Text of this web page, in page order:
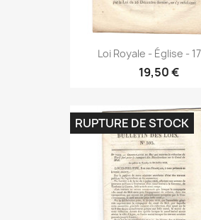
Loi Royale - Église -
19,50 €
RUPTURE DE STOCK